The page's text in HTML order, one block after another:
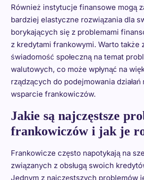
Również instytucje finansowe mogą
bardziej elastyczne rozwiązania dla
borykających się z problemami
z kredytami frankowymi. Warto także
świadomość społeczną na temat
walutowych, co może wpłynąć na
rządzących do podejmowania
wsparcie frankowiczów.
Jakie są najczęstsze
frankowiczów i jak je
Frankowicze często napotykają na
związanych z obsługą swoich
Jednym z najczęstszych problemów